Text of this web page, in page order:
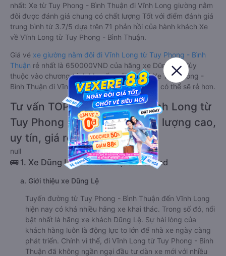
nhất: Xe từ Tuy Phong - Bình Thuận đi Vĩnh Long giường nằm
đôi được đánh giá chung có chất lượng Tốt với điểm đánh giá
trung bình từ 3.7/5 dựa trên 71 phản hồi của hành khách Xe
về Vĩnh Long từ Tuy Phong - Bình Thuận.
Giá vé xe giường nằm đôi đi Vĩnh Long từ Tuy Phong - Bình
Thuận rẻ nhất là 650000VND của hãng xe Dũng Lệ. Tùy
thuộc vào chương trình khuyến mãi, giá vé Xe Tuy Phong -
Bình Thuận đi Vĩnh Long giường nằm đôi này có thể sẽ rẻ hơn.
Tư vấn TOP 2 xe khách đi Vĩnh Long từ
Tuy Phong - Bình Thuận chất lượng cao,
uy tín, giá rẻ nhất 08/2026
null
🚌 1. Xe Dũng Lệ khởi hành tại undefined
a. Giới thiệu xe Dũng Lệ
Tuyến đường từ Tuy Phong - Bình Thuận đến Vĩnh Long
hiện nay có khá nhiều hãng xe khai thác. Trong số đó, nổi
bật nhất là hãng xe khách Dũng Lệ. Sự hài lòng của
khách hàng luôn là động lực to lớn để nhà xe ngày càng
phát triển. Chính vì thế, đi Vĩnh Long từ Tuy Phong - Bình
Thuận đã không ngần ngại đầu tư dàn xe mới với nhiều